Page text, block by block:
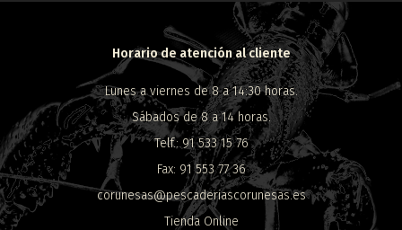
Horario de atención al cliente
Lunes a viernes de 8 a 14:30 horas.
Sábados de 8 a 14 horas.
Telf.: 91 533 15 76
Fax: 91 553 77 36
corunesas@pescaderiascorunesas.es
Tienda Online